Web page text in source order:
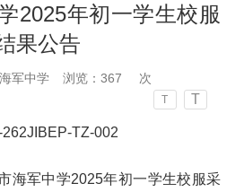
2025年初一学生校服
果公告
海军中学 浏览：367 次
T T
TZ-002
海军中学2025年初一学生校服采